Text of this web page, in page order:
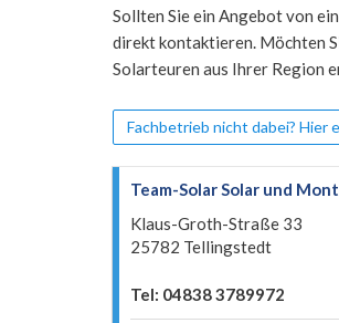
Sollten Sie ein Angebot von
direkt kontaktieren. Möchten
Solarteuren aus Ihrer Region
Fachbetrieb nicht dabei? Hier
Team-Solar Solar und
Klaus-Groth-Straße 33
25782 Tellingstedt
Tel: 04838 3789972